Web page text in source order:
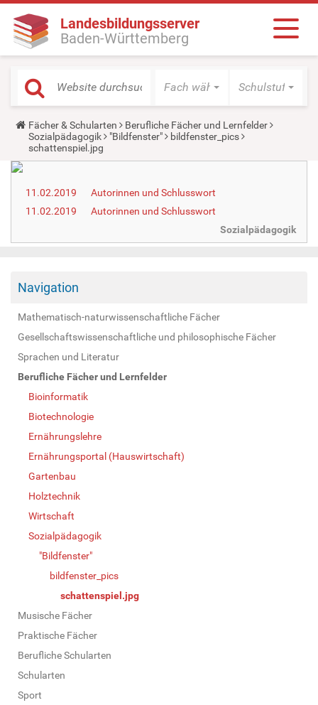
Landesbildungsserver
Baden-Württemberg
Fach wählen Schulstufe
Y
o
u
a
h
r
Fächer & Schularten
Berufliche Fächer und Lernfelder
Sozialpädagogik
"Bildfenster"
bildfenster_pics
schattenspiel.jpg
11.02.2019
Autorinnen und Schlusswort
11.02.2019
Autorinnen und Schlusswort
Sozialpädagogik
Navigation
Mathematisch-naturwissenschaftliche Fächer
Gesellschaftswissenschaftliche und philosophische Fächer
Sprachen und Literatur
Berufliche Fächer und Lernfelder
Bioinformatik
Biotechnologie
Ernährungslehre
Ernährungsportal (Hauswirtschaft)
Gartenbau
Holztechnik
Wirtschaft
Sozialpädagogik
"Bildfenster"
bildfenster_pics
schattenspiel.jpg
Musische Fächer
Praktische Fächer
Berufliche Schularten
Schularten
Sport